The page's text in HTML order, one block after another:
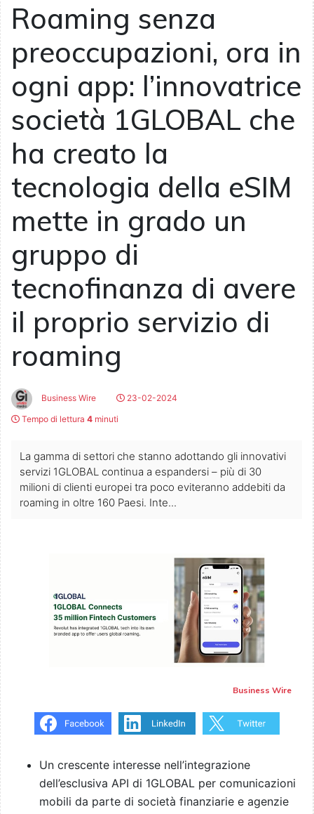
Roaming senza
preoccupazioni, ora in
ogni app: l’innovatrice
società 1GLOBAL che
ha creato la
tecnologia della eSIM
mette in grado un
gruppo di
tecnofinanza di avere
il proprio servizio di
roaming
Business Wire
23-02-2024
Tempo di lettura 4 minuti
La gamma di settori che stanno adottando gli innovativi
servizi 1GLOBAL continua a espandersi – più di 30
milioni di clienti europei tra poco eviteranno addebiti da
roaming in oltre 160 Paesi. Inte...
Business Wire
Un crescente interesse nell’integrazione
dell’esclusiva API di 1GLOBAL per comunicazioni
mobili da parte di società finanziarie e agenzie